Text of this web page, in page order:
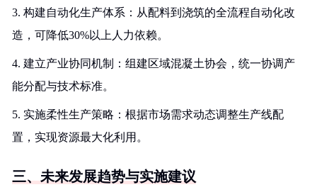
3. 构建自动化生产体系：从配料到浇筑的全流程自动化改
造，可降低30%以上人力依赖。
4. 建立产业协同机制：组建区域混凝土协会，统一协调产
能分配与技术标准。
5. 实施柔性生产策略：根据市场需求动态调整生产线配
置，实现资源最大化利用。
三、未来发展趋势与实施建议